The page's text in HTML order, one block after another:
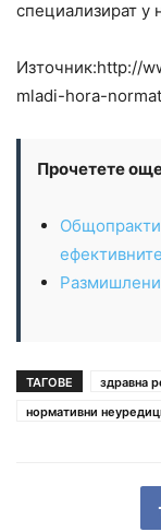
специализират у
Източник:http://
mladi-hora-
Прочетете
ТАГОВЕ здравна
нормативни